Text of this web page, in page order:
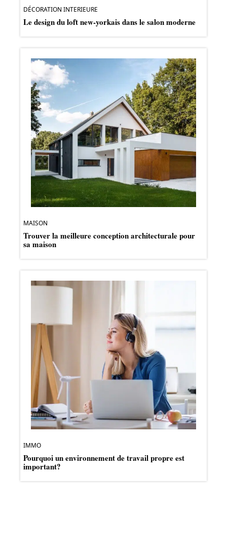
DÉCORATION INTERIEURE
Le design du loft new-yorkais dans le salon moderne
MAISON
Trouver la meilleure conception architecturale pour
sa maison
IMMO
Pourquoi un environnement de travail propre est
important?